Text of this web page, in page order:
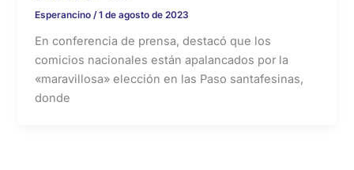
Esperancino /1 de agosto de 2023
En conferencia de prensa, destacó que los
comicios nacionales están apalancados por la
«maravillosa» elección en las Paso santafesinas,
donde